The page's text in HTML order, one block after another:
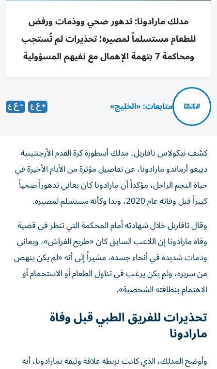
مدلك مارادونا: تدهور صحي ووذمات ورفض
للطعام مستسلماً لمصيره؛ تحذيرات لم تُستجب
ومحاكمة 7 بتهمة الإهمال مع نفيهم المسؤولية
متابعات: «الخليج»
كشف نيكولاس تافاريل، مدلك أسطورة كرة القدم الأرجنتينية
دييغو أرماندو مارادونا، عن تفاصيل مؤثرة من الأيام الأخيرة في
حياة النجم الراحل، مؤكداً أن مارادونا كان يعاني تدهوراً صحياً
كبيراً قبل وفاته عام 2020، وبدا وكأنه مستسلم لمصيره.
وقال تافاريل خلال شهادته أمام المحكمة التي تنظر في قضية
وفاة مارادونا إن اللاعب السابق كان «طريح الفراش»، ويعاني
وذمات شديدة في أنحاء جسده، مشيراً إلى أنه «لم يكن ينهض
من سريره، ولم يكن يرغب في تناول الطعام أو الاستحمام أو
الاهتمام بنظافته الشخصية».
تحذيرات للفريق الطبي قبل وفاة
مارادونا
وأوضح المدلك، الذي كانت تربطه علاقة وثيقة بمارادونا، أنه